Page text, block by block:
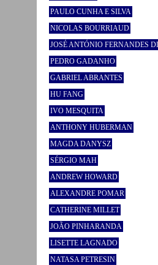
PAULO CUNHA E SILVA
NICOLAS BOURRIAUD
JOSÉ ANTÓNIO FERNANDES
PEDRO GADANHO
GABRIEL ABRANTES
HU FANG
IVO MESQUITA
ANTHONY HUBERMAN
MAGDA DANYSZ
SÉRGIO MAH
ANDREW HOWARD
ALEXANDRE POMAR
CATHERINE MILLET
JOÃO PINHARANDA
LISETTE LAGNADO
NATASA PETRESIN